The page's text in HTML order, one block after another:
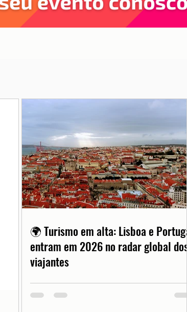
🌍 Turismo em alta: Lisboa e Portugal
entram em 2026 no radar global dos
viajantes